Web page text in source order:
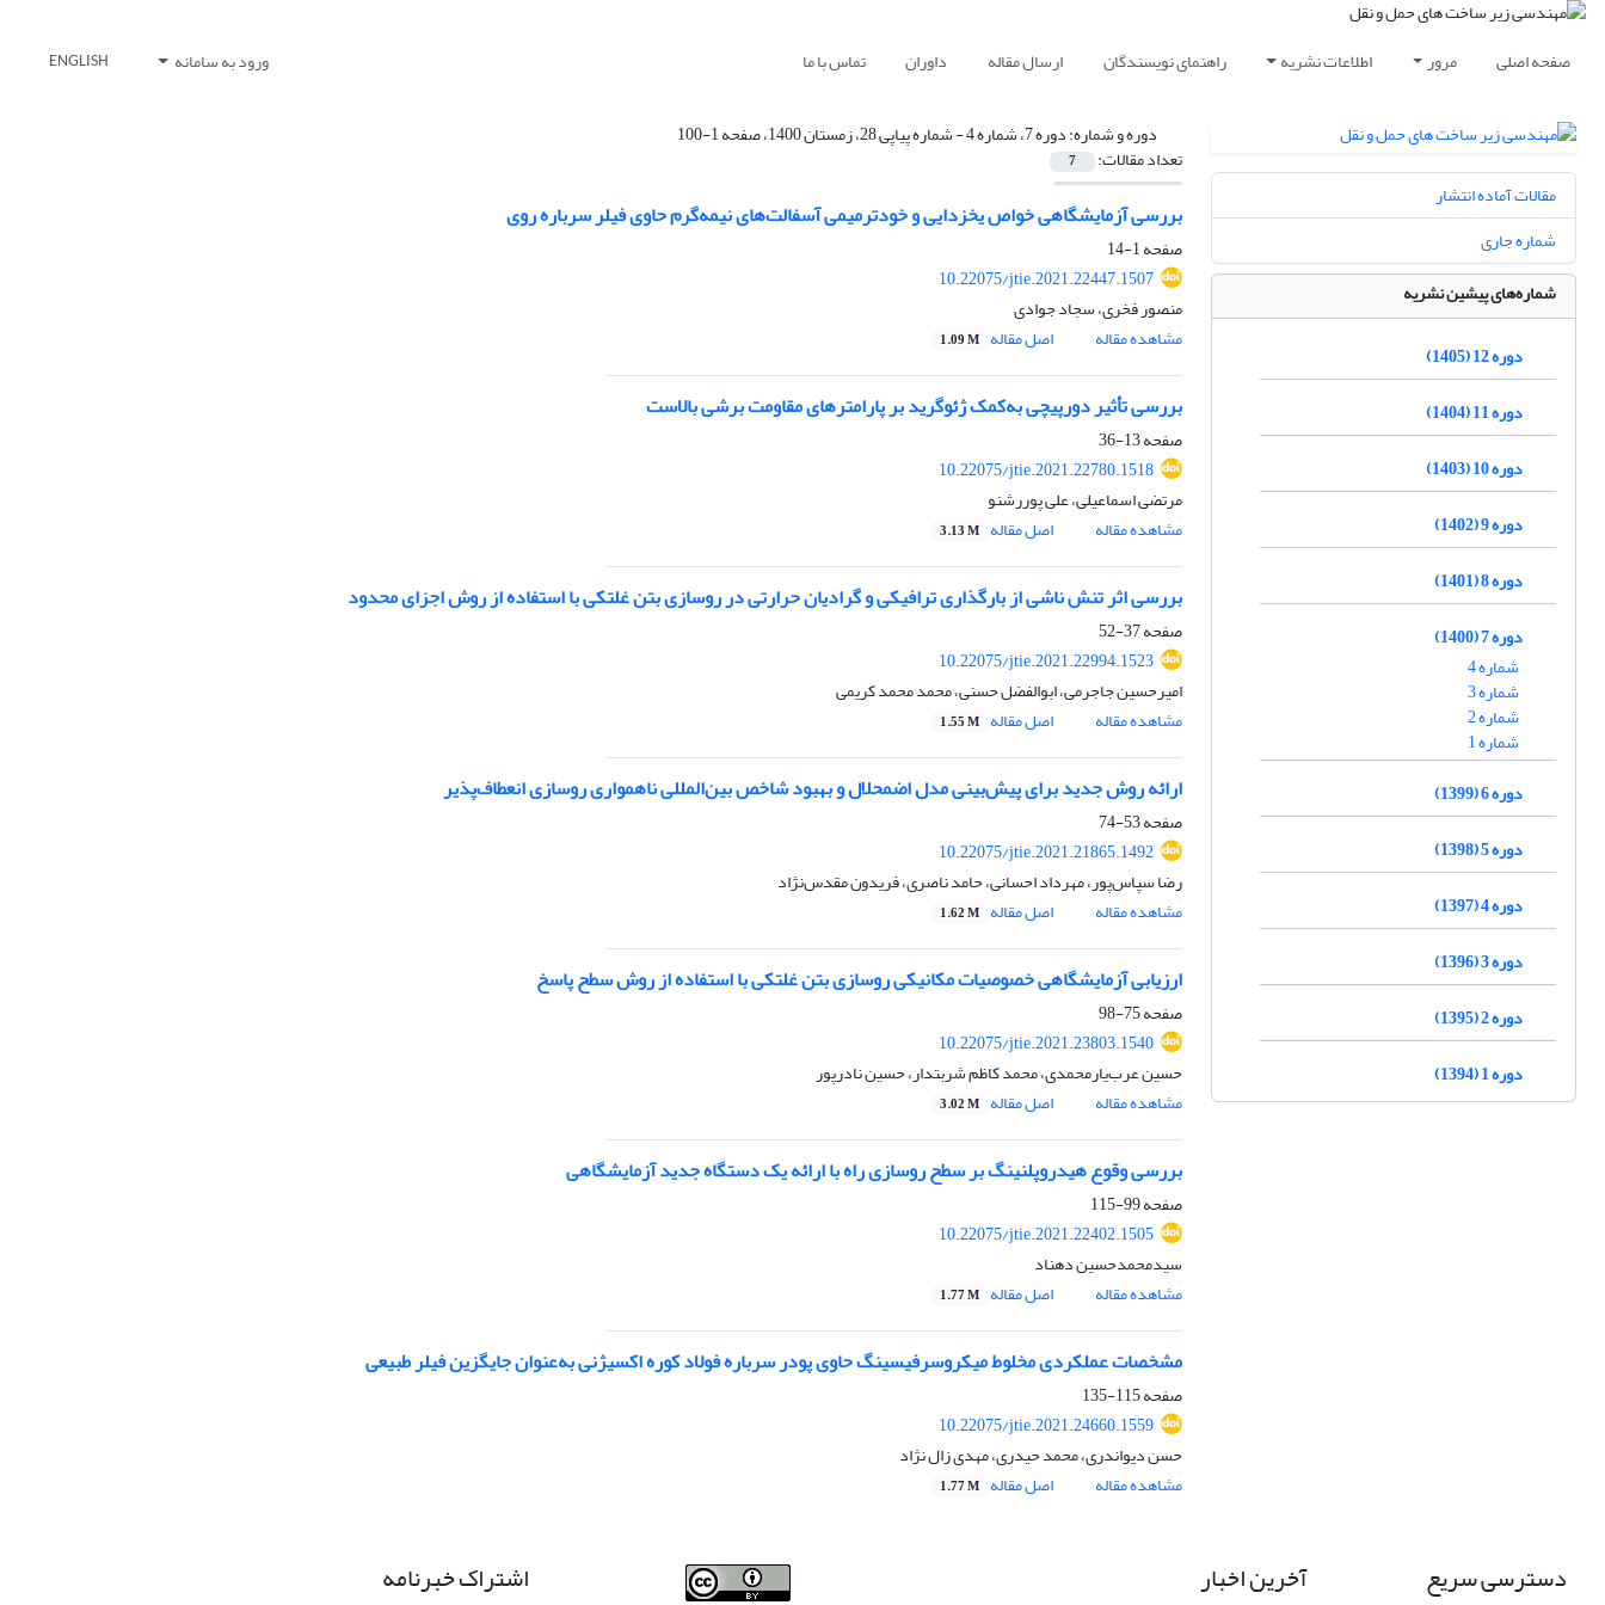
صفحه اصلی مرور اطلاعات نشریه راهنمای نویسندگان ارسال مقاله داوران تماس با ما ورود به سامانه ENGLISH
دوره و شماره:دوره 7، شماره 4 - شماره پیاپی 28، زمستان 1400، صفحه 1-100
تعداد مقالات: 7
بررسی آزمایشگاهی خواص یخ‏زدایی و خودترمیمی آسفالت‌های نیمه‌گرم حاوی فیلر سرباره روی
صفحه1-14
10.22075/jtie.2021.22447.1507
منصور فخری، سجاد جوادی
مشاهده مقاله
اصل مقاله 1.09 M
بررسی تأثیر دورپیچی به‌کمک ژئوگرید بر پارامتر‌های مقاومت برشی بالاست
صفحه13-36
10.22075/jtie.2021.22780.1518
مرتضی اسماعیلی، علی پوررشنو
مشاهده مقاله
اصل مقاله 3.13 M
بررسی اثر تنش‌ ناشی از بارگذاری ترافیکی و گرادیان حرارتی در روسازی بتن غلتکی با استفاده از روش اجزای محدود
صفحه37-52
10.22075/jtie.2021.22994.1523
امیرحسین جاجرمی، ابوالفضل حسنی، محمد محمد کریمی
مشاهده مقاله
اصل مقاله 1.55 M
ارائه روش جدید برای پیش‌بینی مدل اضمحلال و بهبود شاخص بین‌المللی ناهمواری روسازی انعطاف‌پذیر
صفحه53-74
10.22075/jtie.2021.21865.1492
رضا سپاس‌پور، مهرداد احسانی، حامد ناصری، فریدون مقدس‌نژاد
مشاهده مقاله
اصل مقاله 1.62 M
ارزیابی آزمایشگاهی خصوصیات مکانیکی روسازی بتن غلتکی با استفاده از روش سطح پاسخ
صفحه75-98
10.22075/jtie.2021.23803.1540
حسین عرب‌یارمحمدی، محمد کاظم شربتدار، حسین نادرپور
مشاهده مقاله
اصل مقاله 3.02 M
بررسی وقوع هیدروپلنینگ بر سطح روسازی راه با ارائه یک دستگاه جدید آزمایشگاهی
صفحه99-115
10.22075/jtie.2021.22402.1505
سیدمحمدحسین دهناد
مشاهده مقاله
اصل مقاله 1.77 M
مشخصات عملکردی مخلوط میکروسرفیسینگ حاوی پودر سرباره فولاد کوره اکسیژنی به‌عنوان جایگزین فیلر طبیعی
صفحه115-135
10.22075/jtie.2021.24660.1559
حسن دیواندری، محمد حیدری، مهدی زال نژاد
مشاهده مقاله
اصل مقاله 1.77 M
مقالات آماده انتشار
شماره جاری
شماره‌های پیشین نشریه
دوره 12 (1405)
دوره 11 (1404)
دوره 10 (1403)
دوره 9 (1402)
دوره 8 (1401)
دوره 7 (1400)
شماره 4
شماره 3
شماره 2
شماره 1
دوره 6 (1399)
دوره 5 (1398)
دوره 4 (1397)
دوره 3 (1396)
دوره 2 (1395)
دوره 1 (1394)
دسترسی سریع آخرین اخبار اشتراک خبرنامه